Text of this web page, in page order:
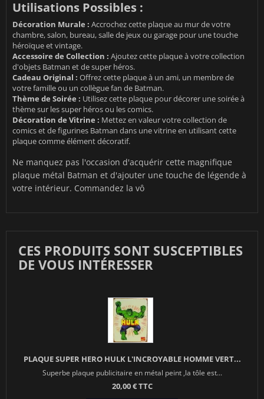
Utilisations Possibles :
Décoration Murale : Accrochez cette plaque au mur de votre
chambre, salon, bureau, salle de jeux ou garage pour une touche
héroïque et vintage.
Accessoire de Collection : Ajoutez cette plaque à votre collection
d'objets Batman et de super héros.
Cadeau Original : Offrez cette plaque à un ami, un membre de
votre famille ou un collègue fan de Batman.
Thème de Soirée : Utilisez cette plaque pour décorer une soirée à
thème sur les super héros ou les comics.
Décoration de Vitrine : Mettez en valeur votre collection de
comics et de figurines Batman dans une vitrine en utilisant cette
plaque comme élément décoratif.
Ne manquez pas l'occasion d'acquérir cette magnifique
plaque métal Batman et d'ajouter une touche de légende à
votre intérieur. Commandez la vô
CES PRODUITS SONT SUSCEPTIBLES
DE VOUS INTÉRESSER
PLAQUE SUPER HERO HULK L'INCROYABLE HOMME VERT...
Superbe plaque publicitaire en métal peint ,la tôle est...
20,00 € TTC